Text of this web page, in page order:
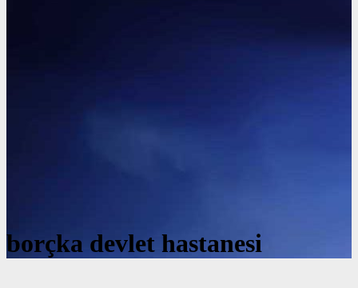
borçka devlet hastanesi